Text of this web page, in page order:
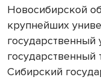
Новосибирской
крупнейших
государственный
государственный
Сибирский